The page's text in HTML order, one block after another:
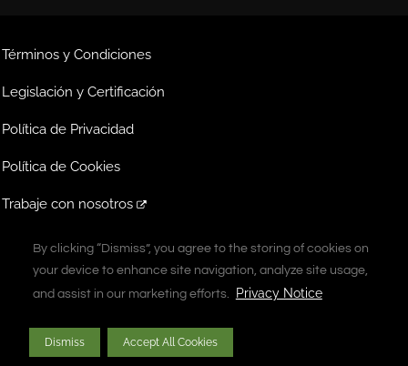
By clicking “Dismiss”, you agree to the storing of cookies on
your device to enhance site navigation, analyze site usage,
and assist in our marketing efforts.
Privacy Notice
Dismiss Accept All Cookies
By clicking “Dismiss”, you agree to the storing of cookies on
your device to enhance site navigation, analyze site usage,
and assist in our marketing efforts.
Privacy Notice
Dismiss Accept All Cookies
Términos y Condiciones
Legislación y Certificación
Política de Privacidad
Política de Cookies
Trabaje con nosotros
Extranet
A Vontier Company
Derechos de autor © 2026 Gilbarco Inc. Todos los derechos reservados. Se
prohíbe toda duplicación no autorizada.